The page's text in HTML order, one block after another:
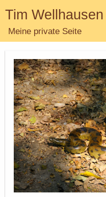
Tim Wellhausen
Meine private Seite